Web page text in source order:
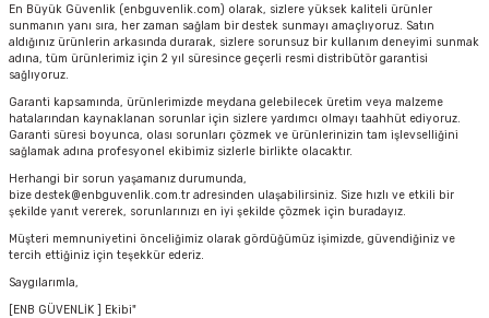
En Büyük Güvenlik (enbguvenlik.com) olarak, sizlere yüksek kaliteli ürünler
sunmanın yanı sıra, her zaman sağlam bir destek sunmayı amaçlıyoruz. Satın
aldığınız ürünlerin arkasında durarak, sizlere sorunsuz bir kullanım deneyimi sunmak
adına, tüm ürünlerimiz için 2 yıl süresince geçerli resmi distribütör garantisi
sağlıyoruz.
Garanti kapsamında, ürünlerimizde meydana gelebilecek üretim veya malzeme
hatalarından kaynaklanan sorunlar için sizlere yardımcı olmayı taahhüt ediyoruz.
Garanti süresi boyunca, olası sorunları çözmek ve ürünlerinizin tam işlevselliğini
sağlamak adına profesyonel ekibimiz sizlerle birlikte olacaktır.
Herhangi bir sorun yaşamanız durumunda,
bize destek@enbguvenlik.com.tr adresinden ulaşabilirsiniz. Size hızlı ve etkili bir
şekilde yanıt vererek, sorunlarınızı en iyi şekilde çözmek için buradayız.
Müşteri memnuniyetini önceliğimiz olarak gördüğümüz işimizde, güvendiğiniz ve
tercih ettiğiniz için teşekkür ederiz.
Saygılarımla,
[ENB GÜVENLİK ] Ekibi"